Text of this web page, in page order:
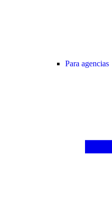
Para agencias